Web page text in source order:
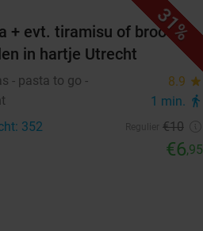
31%
+ evt. tiramisu of broodje
in hartje Utrecht
- pasta to go - 8.9 star
1 min. directions_walk
352 €10
€6,95